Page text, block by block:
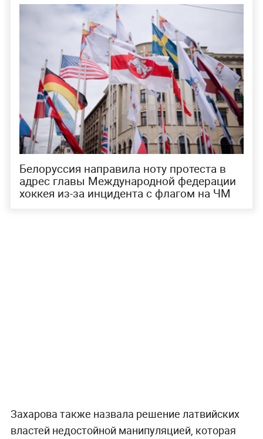
Белоруссия направила ноту протеста в
адрес главы Международной федерации
хоккея из-за инцидента с флагом на ЧМ
Захарова также назвала решение латвийских
властей недостойной манипуляцией, которая